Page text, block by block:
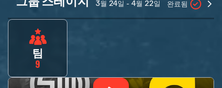
3월 24일 - 4월 22일 완료됨
팀
9